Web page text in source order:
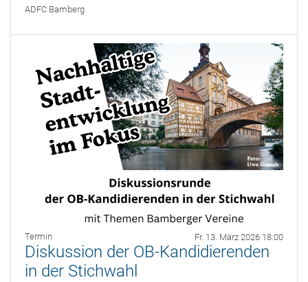
ADFC Bamberg
Termin Fr. 13. März 2026 18:00
Diskussion der OB-Kandidierenden
in der Stichwahl